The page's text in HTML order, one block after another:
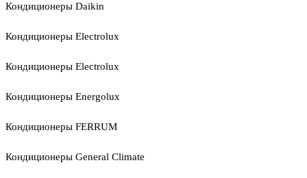
Кондиционеры Daikin
Кондиционеры Electrolux
Кондиционеры Electrolux
Кондиционеры Energolux
Кондиционеры FERRUM
Кондиционеры General Climate